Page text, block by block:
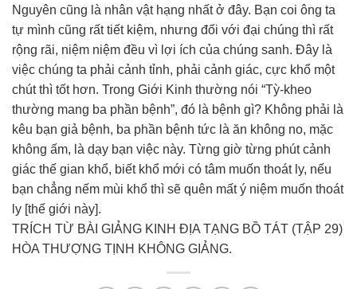
Nguyên cũng là nhân vật hạng nhất ở đây. Bạn coi ông ta
tự mình cũng rất tiết kiệm, nhưng đối với đại chúng thì rất
rộng rãi, niệm niệm đều vì lợi ích của chúng sanh. Đây là
việc chúng ta phải cảnh tỉnh, phải cảnh giác, cực khổ một
chút thì tốt hơn. Trong Giới Kinh thường nói “Tỳ-kheo
thường mang ba phần bệnh”, đó là bệnh gì? Không phải là
kêu bạn giả bệnh, ba phần bệnh tức là ăn không no, mặc
không ấm, là dạy bạn việc này. Từng giờ từng phút cảnh
giác thế gian khổ, biết khổ mới có tâm muốn thoát ly, nếu
bạn chẳng nếm mùi khổ thì sẽ quên mất ý niệm muốn thoát
ly [thế giới này].
TRÍCH TỪ BÀI GIẢNG KINH ĐỊA TẠNG BỒ TÁT (TẬP 29)
HÒA THƯỢNG TỊNH KHÔNG GIẢNG.